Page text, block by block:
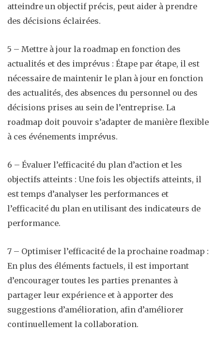
atteindre un objectif précis, peut aider à prendre
des décisions éclairées.
5 – Mettre à jour la roadmap en fonction des
actualités et des imprévus : Étape par étape, il est
nécessaire de maintenir le plan à jour en fonction
des actualités, des absences du personnel ou des
décisions prises au sein de l’entreprise. La
roadmap doit pouvoir s’adapter de manière flexible
à ces événements imprévus.
6 – Évaluer l’efficacité du plan d’action et les
objectifs atteints : Une fois les objectifs atteints, il
est temps d’analyser les performances et
l’efficacité du plan en utilisant des indicateurs de
performance.
7 – Optimiser l’efficacité de la prochaine roadmap :
En plus des éléments factuels, il est important
d’encourager toutes les parties prenantes à
partager leur expérience et à apporter des
suggestions d’amélioration, afin d’améliorer
continuellement la collaboration.